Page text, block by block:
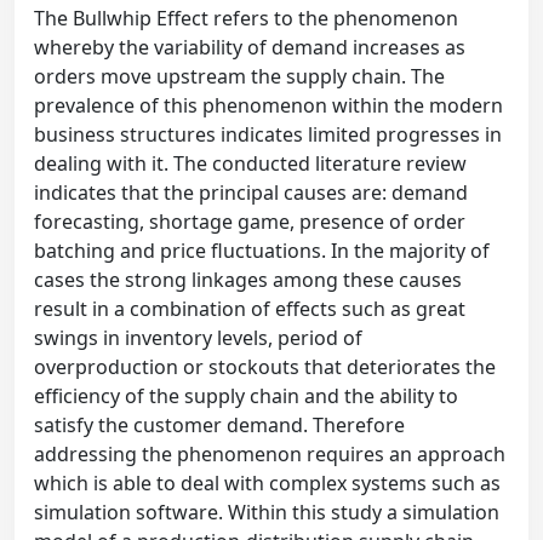
The Bullwhip Effect refers to the phenomenon
whereby the variability of demand increases as
orders move upstream the supply chain. The
prevalence of this phenomenon within the modern
business structures indicates limited progresses in
dealing with it. The conducted literature review
indicates that the principal causes are: demand
forecasting, shortage game, presence of order
batching and price fluctuations. In the majority of
cases the strong linkages among these causes
result in a combination of effects such as great
swings in inventory levels, period of
overproduction or stockouts that deteriorates the
efficiency of the supply chain and the ability to
satisfy the customer demand. Therefore
addressing the phenomenon requires an approach
which is able to deal with complex systems such as
simulation software. Within this study a simulation